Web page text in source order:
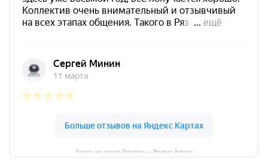
Базис на карте Рязани — Яндекс Карты